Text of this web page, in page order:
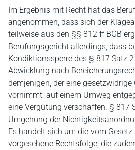
Im Ergebnis mit Recht hat das
angenommen, dass sich der
teilweise aus den §§ 812 ff BGB
Berufungsgericht allerdings, dass
Kondiktionssperre des § 817 Satz
Abwicklung nach
demjenigen, der eine
vornimmt, auf einem Umweg
eine Vergütung verschaffen. § 817
Umgehung der
Es handelt sich um die vom
vorgesehene Rechtsfolge, die